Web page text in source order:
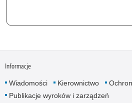
Informacje
Wiadomości Kierownictwo
Publikacje wyroków i zarządzeń